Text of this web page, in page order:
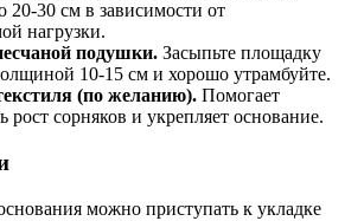
20-30 см в зависимости от
нагрузки.
подушки. Засыпьте площадку
10-15 см и хорошо утрамбуйте.
(по желанию). Помогает
рост сорняков и укрепляет основание.
можно приступать к укладке